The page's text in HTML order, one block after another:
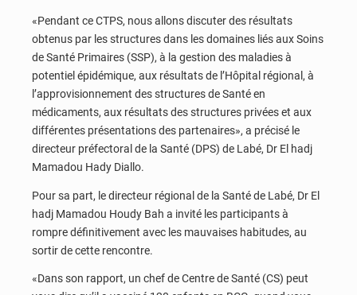
«Pendant ce CTPS, nous allons discuter des résultats
obtenus par les structures dans les domaines liés aux Soins
de Santé Primaires (SSP), à la gestion des maladies à
potentiel épidémique, aux résultats de l’Hôpital régional, à
l’approvisionnement des structures de Santé en
médicaments, aux résultats des structures privées et aux
différentes présentations des partenaires», a précisé le
directeur préfectoral de la Santé (DPS) de Labé, Dr El hadj
Mamadou Hady Diallo.
Pour sa part, le directeur régional de la Santé de Labé, Dr El
hadj Mamadou Houdy Bah a invité les participants à
rompre définitivement avec les mauvaises habitudes, au
sortir de cette rencontre.
«Dans son rapport, un chef de Centre de Santé (CS) peut